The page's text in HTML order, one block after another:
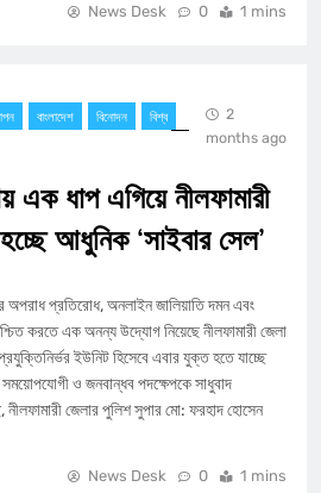
News Desk 0 1 mins
বাংলাদেশ বিনোদন
বিশ্ব
2
months ago
এক ধাপ এগিয়ে নীলফামারী
আধুনিক ‘সাইবার সেল’
অপরাধ প্রতিরোধ, অনলাইন জালিয়াতি দমন এবং
করতে এক অনন্য উদ্যোগ নিয়েছে নীলফামারী জেলা
ইউনিট হিসেবে এবার যুক্ত হতে যাচ্ছে
ও জনবান্ধব পদক্ষেপকে সাধুবাদ
নীলফামারী জেলার পুলিশ সুপার মো: ফরহাদ হোসেন
News Desk 0 1 mins